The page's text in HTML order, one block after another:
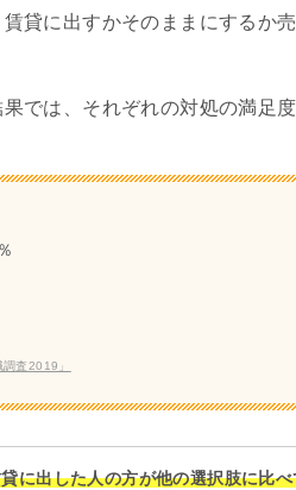
貸に出すかそのままにするか売
では、それぞれの対処の満足
査2019」
に出した人の方が他の選択肢に比